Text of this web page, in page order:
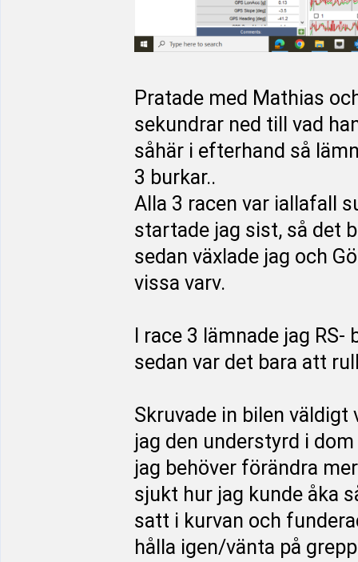
Pratade med Mathias
sekundrar ned till vad
såhär i efterhand så
3 burkar..
Alla 3 racen var iallafall
startade jag sist, så det
sedan växlade jag och
vissa varv.
I race 3 lämnade jag
sedan var det bara att
Skruvade in bilen
jag den understyrd i
jag behöver förändra
sjukt hur jag kunde åka
satt i kurvan och
hålla igen/vänta på